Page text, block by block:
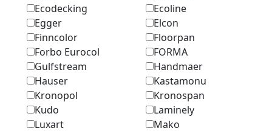
Ecodecking
Ecoline
Egger
Elcon
Finncolor
Floorpan
Forbo Eurocol
FORMA
Gulfstream
Handmaer
Hauser
Kastamonu
Kronopol
Kronospan
Kudo
Laminely
Luxart
Mako